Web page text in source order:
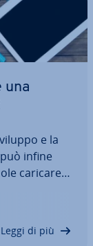
una
e la
infine
caricare
Apple
Leggi di più